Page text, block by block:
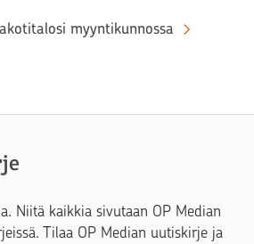
myyntikunnossa
Niitä kaikkia sivutaan OP Median
Tilaa OP Median uutiskirje ja